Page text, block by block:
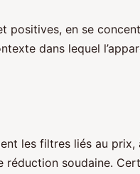
en se
dans lequel
les filtres liés au
soudaine.